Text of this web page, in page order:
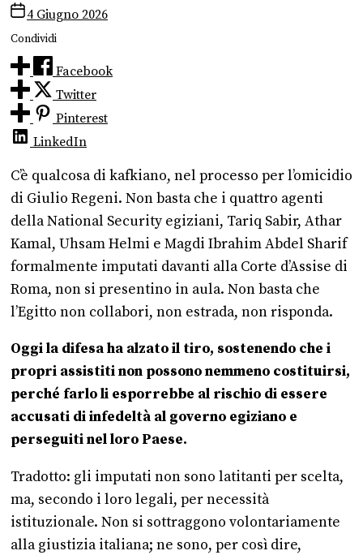
4 Giugno 2026
Condividi
Facebook
Twitter
Pinterest
LinkedIn
C’è qualcosa di kafkiano, nel processo per l’omicidio
di Giulio Regeni. Non basta che i quattro agenti
della National Security egiziani, Tariq Sabir, Athar
Kamal, Uhsam Helmi e Magdi Ibrahim Abdel Sharif
formalmente imputati davanti alla Corte d’Assise di
Roma, non si presentino in aula. Non basta che
l’Egitto non collabori, non estrada, non risponda.
Oggi la difesa ha alzato il tiro, sostenendo che i
propri assistiti non possono nemmeno costituirsi,
perché farlo li esporrebbe al rischio di essere
accusati di infedeltà al governo egiziano e
perseguiti nel loro Paese.
Tradotto: gli imputati non sono latitanti per scelta,
ma, secondo i loro legali, per necessità
istituzionale. Non si sottraggono volontariamente
alla giustizia italiana; ne sono, per così dire,